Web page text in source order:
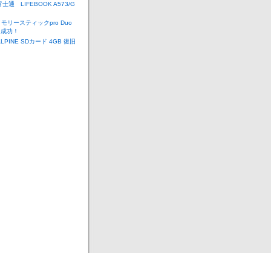
士通 LIFEBOOK A573/G
リースティックpro Duo
功！
SDカード 4GB 復旧